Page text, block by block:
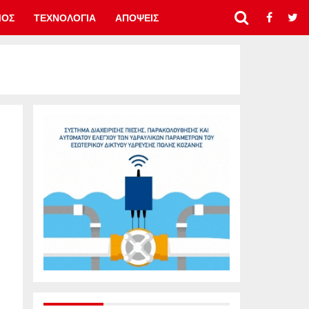
ΤΕΧΝΟΛΟΓΙΑ ΑΠΟΨΕΙΣ